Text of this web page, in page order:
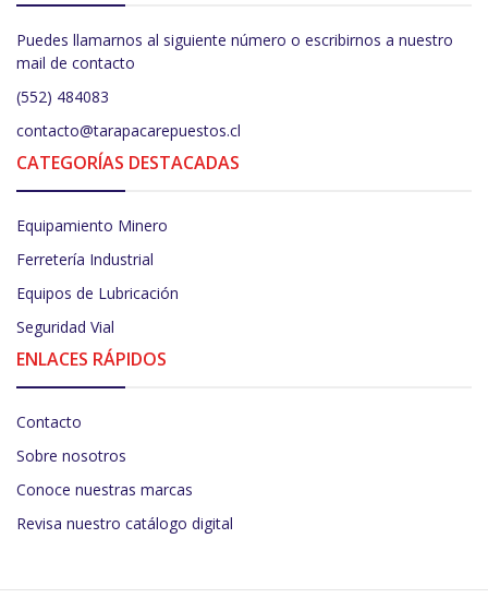
Puedes llamarnos al siguiente número o escribirnos a nuestro
mail de contacto
(552) 484083
contacto@tarapacarepuestos.cl
CATEGORÍAS DESTACADAS
Equipamiento Minero
Ferretería Industrial
Equipos de Lubricación
Seguridad Vial
ENLACES RÁPIDOS
Contacto
Sobre nosotros
Conoce nuestras marcas
Revisa nuestro catálogo digital